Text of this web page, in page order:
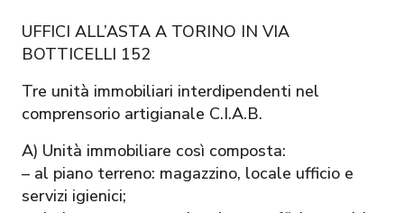
UFFICI ALL’ASTA A TORINO IN VIA
BOTTICELLI 152
Tre unità immobiliari interdipendenti nel
comprensorio artigianale C.I.A.B.
A) Unità immobiliare così composta:
– al piano terreno: magazzino, locale ufficio e
servizi igienici;